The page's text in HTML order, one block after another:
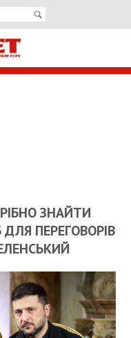
ЗНАЙТИ
ПЕРЕГОВОРІВ